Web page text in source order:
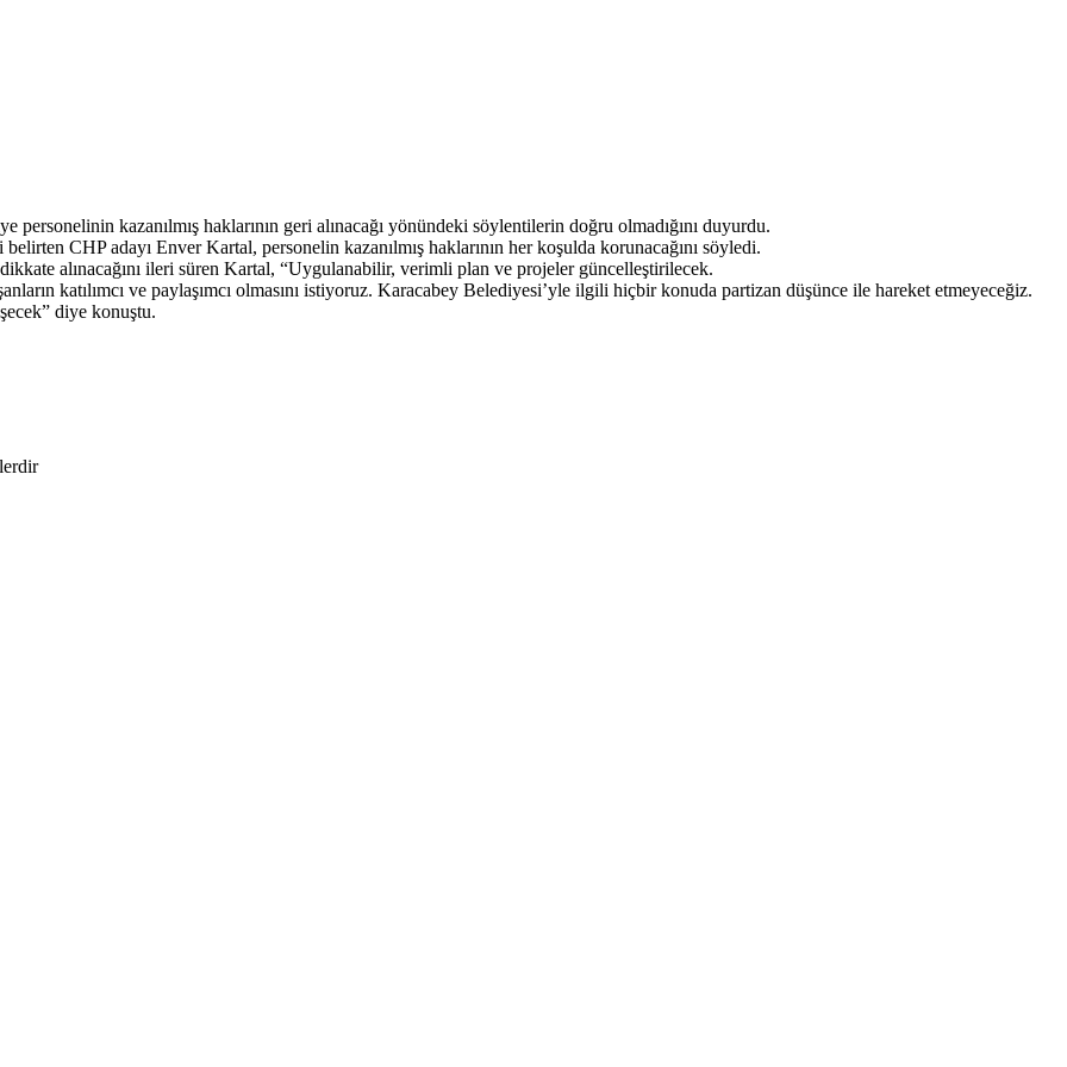
kazanılmış haklarının geri alınacağı yönündeki söylentilerin doğru olmadığını duyurdu.
CHP adayı Enver Kartal, personelin kazanılmış haklarının her koşulda korunacağını söyledi.
alınacağını ileri süren Kartal, “Uygulanabilir, verimli plan ve projeler güncelleştirilecek.
katılımcı ve paylaşımcı olmasını istiyoruz. Karacabey Belediyesi’yle ilgili hiçbir konuda partizan düşünce ile hareket etmeyeceğiz.
diye konuştu.